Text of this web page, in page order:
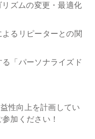
リズムの変更・最適化
よるリピーターとの関
る「パーソナライズド
性向上を計画してい
加ください！